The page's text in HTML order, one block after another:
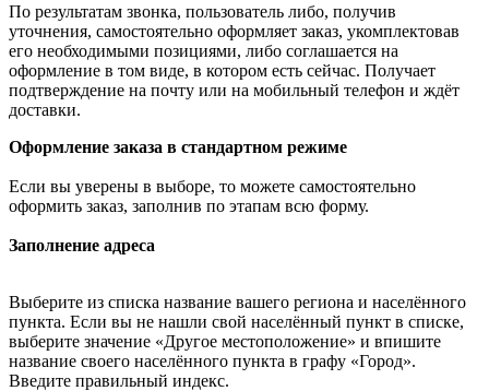
По результатам звонка, пользователь либо, получив
уточнения, самостоятельно оформляет заказ, укомплектовав
его необходимыми позициями, либо соглашается на
оформление в том виде, в котором есть сейчас. Получает
подтверждение на почту или на мобильный телефон и ждёт
доставки.
Оформление заказа в стандартном режиме
Если вы уверены в выборе, то можете самостоятельно
оформить заказ, заполнив по этапам всю форму.
Заполнение адреса
Выберите из списка название вашего региона и населённого
пункта. Если вы не нашли свой населённый пункт в списке,
выберите значение «Другое местоположение» и впишите
название своего населённого пункта в графу «Город».
Введите правильный индекс.